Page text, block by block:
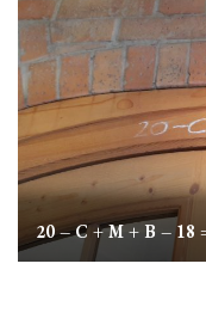
20 – C + M + B – 18